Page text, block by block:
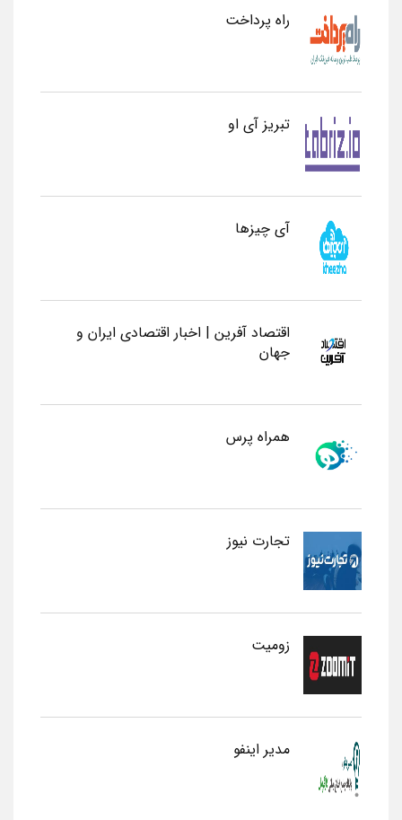
راه پرداخت
تبریز آی او
آی چیزها
اقتصاد آفرین | اخبار اقتصادی ایران و
جهان
همراه پرس
تجارت نیوز
زومیت
مدیر اینفو